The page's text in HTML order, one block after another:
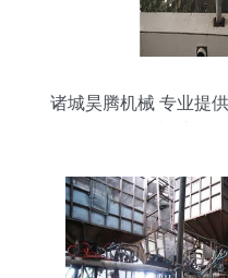
诸城昊腾机械 专业提